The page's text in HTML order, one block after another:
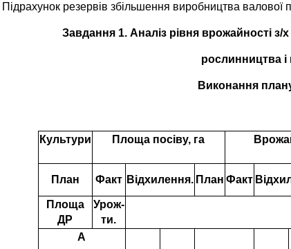
Підрахунок резервів збільшення виробництва валової
Завдання 1. Аналіз рівня врожайності з/
рослинництва і
Виконання
Культури Площа посіву, га
План Факт Відхилення. План Факт
Площа
ДР
Урож-
ти.
А